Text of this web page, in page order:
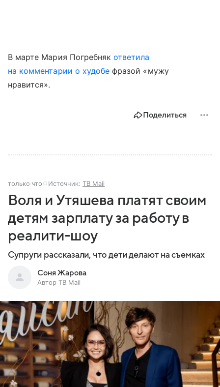
В марте Мария Погребнякответила
на комментарии о худобе фразой «мужу
нравится».
Поделиться
только что Источник: ТВ Mail
Воля и Утяшева платят своим
детям зарплату за работу в
реалити-шоу
Супруги рассказали, что дети делают на съемках
Соня Жарова
Автор ТВ Mail